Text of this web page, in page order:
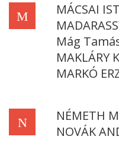
M
MÁCSAI
Mág
MAKLÁRY
MARKÓ
N
NÉMETH
NOVÁK